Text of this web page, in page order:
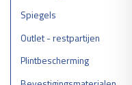
Spiegels
Outlet - restpartijen
Plintbescherming